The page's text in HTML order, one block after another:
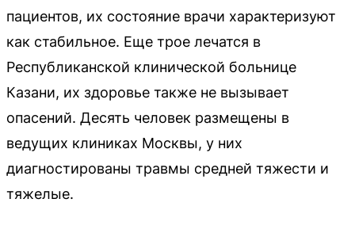
пациентов, их состояние врачи характеризуют
как стабильное. Еще трое лечатся в
Республиканской клинической больнице
Казани, их здоровье также не вызывает
опасений. Десять человек размещены в
ведущих клиниках Москвы, у них
диагностированы травмы средней тяжести и
тяжелые.